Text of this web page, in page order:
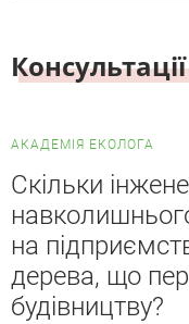
Консультації
АКАДЕМІЯ ЕКОЛОГА
Скільки
на
дерева, що
будівництву?